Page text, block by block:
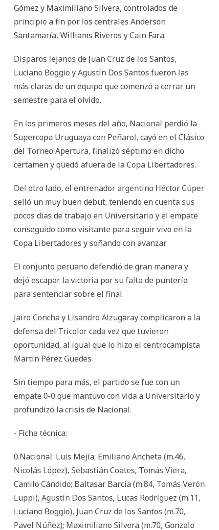
Gómez y Maximiliano Silvera, controlados de
principio a fin por los centrales Anderson
Santamaría, Williams Riveros y Cain Fara.
Disparos lejanos de Juan Cruz de los Santos,
Luciano Boggio y Agustín Dos Santos fueron las
más claras de un equipo que comenzó a cerrar un
semestre para el olvido.
En los primeros meses del año, Nacional perdió la
Supercopa Uruguaya con Peñarol, cayó en el Clásico
del Torneo Apertura, finalizó séptimo en dicho
certamen y quedó afuera de la Copa Libertadores.
Del otro lado, el entrenador argentino Héctor Cúper
selló un muy buen debut, teniendo en cuenta sus
pocos días de trabajo en Universitario y el empate
conseguido como visitante para seguir vivo en la
Copa Libertadores y soñando con avanzar.
El conjunto peruano defendió de gran manera y
dejó escapar la victoria por su falta de puntería
para sentenciar sobre el final.
Jairo Concha y Lisandro Alzugaray complicaron a la
defensa del Tricolor cada vez que tuvieron
oportunidad, al igual que lo hizo el centrocampista
Martín Pérez Guedes.
Sin tiempo para más, el partido se fue con un
empate 0-0 que mantuvo con vida a Universitario y
profundizó la crisis de Nacional.
- Ficha técnica:
0.Nacional: Luis Mejía; Emiliano Ancheta (m.46,
Nicolás López), Sebastián Coates, Tomás Viera,
Camilo Cándido; Baltasar Barcia (m.84, Tomás Verón
Luppi), Agustín Dos Santos, Lucas Rodríguez (m.11,
Luciano Boggio), Juan Cruz de los Santos (m.70,
Pavel Núñez); Maximiliano Silvera (m.70, Gonzalo